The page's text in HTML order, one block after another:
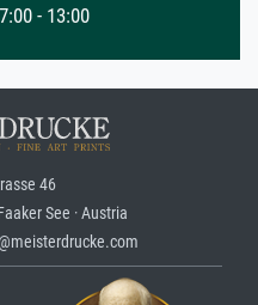
- 13:00
46
See · Austria